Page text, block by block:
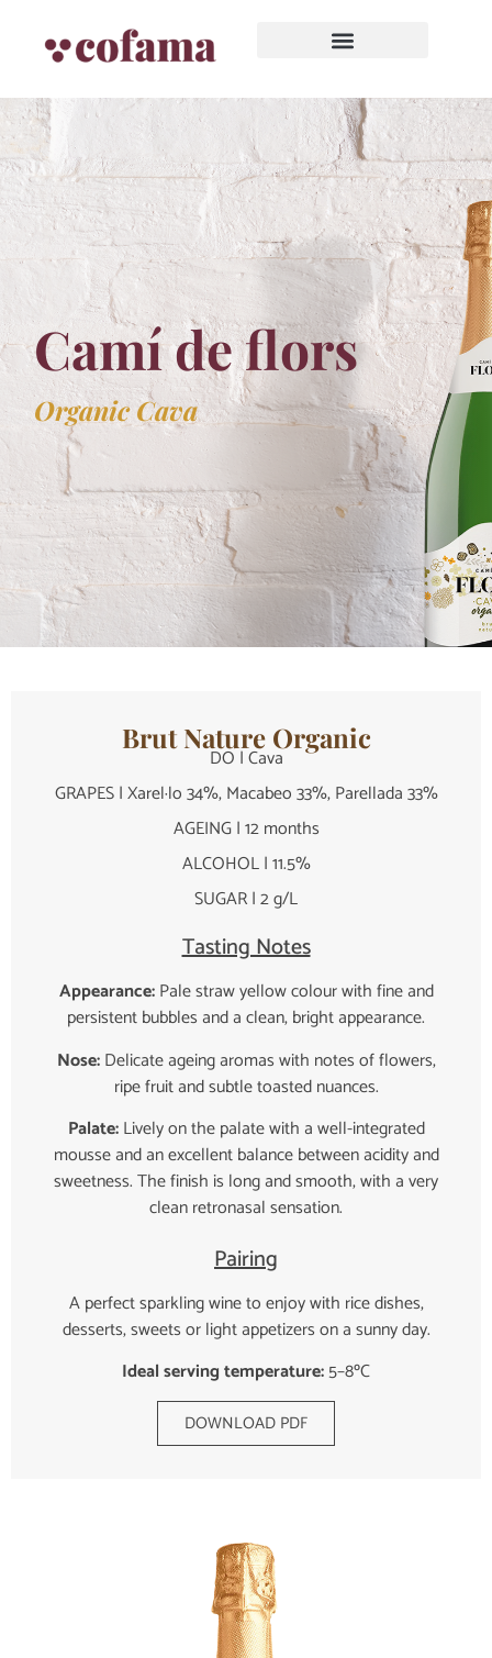
Camí de flors
Organic Cava
Brut Nature Organic
DO | Cava
GRAPES | Xarel·lo 34%, Macabeo 33%, Parellada 33%
AGEING | 12 months
ALCOHOL | 11.5%
SUGAR | 2 g/L
Tasting Notes
Appearance:Pale straw yellow colour with fine and
persistent bubbles and a clean, bright appearance.
Nose:Delicate ageing aromas with notes of flowers,
ripe fruit and subtle toasted nuances.
Palate:Lively on the palate with a well-integrated
mousse and an excellent balance between acidity and
sweetness. The finish is long and smooth, with a very
clean retronasal sensation.
Pairing
A perfect sparkling wine to enjoy with rice dishes,
desserts, sweets or light appetizers on a sunny day.
Ideal serving temperature:5–8ºC
DOWNLOAD PDF